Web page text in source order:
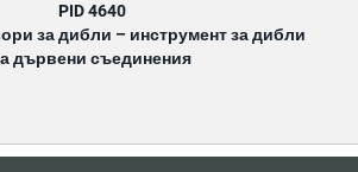
PID 4640
за дибли – инструмент за дибли
дървени съединения